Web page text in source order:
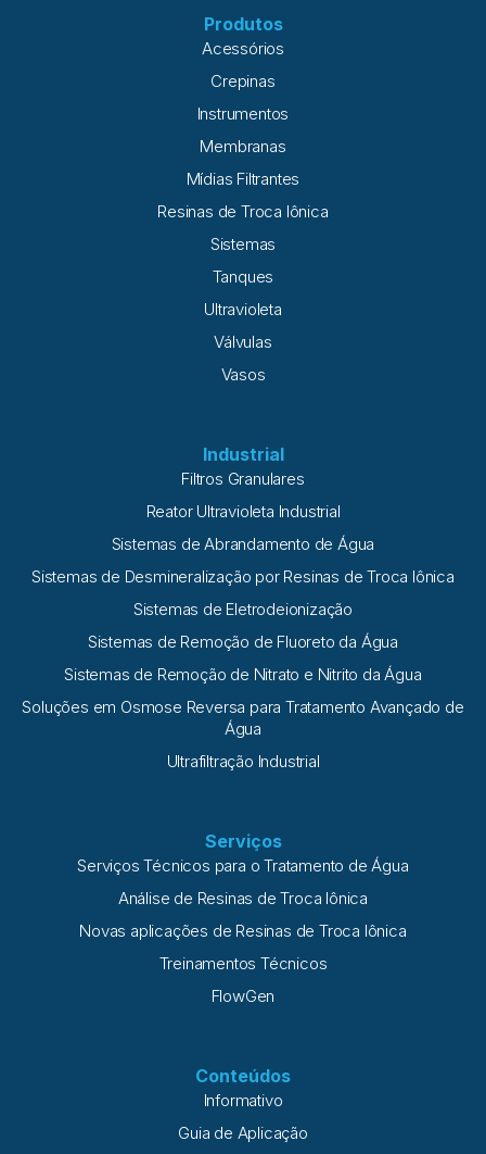
Produtos
Acessórios
Crepinas
Instrumentos
Membranas
Mídias Filtrantes
Resinas de Troca Iônica
Sistemas
Tanques
Ultravioleta
Válvulas
Vasos
Industrial
Filtros Granulares
Reator Ultravioleta Industrial
Sistemas de Abrandamento de Água
Sistemas de Desmineralização por Resinas de Troca Iônica
Sistemas de Eletrodeionização
Sistemas de Remoção de Fluoreto da Água
Sistemas de Remoção de Nitrato e Nitrito da Água
Soluções em Osmose Reversa para Tratamento Avançado de
Água
Ultrafiltração Industrial
Serviços
Serviços Técnicos para o Tratamento de Água
Análise de Resinas de Troca Iônica
Novas aplicações de Resinas de Troca Iônica
Treinamentos Técnicos
FlowGen
Conteúdos
Informativo
Guia de Aplicação